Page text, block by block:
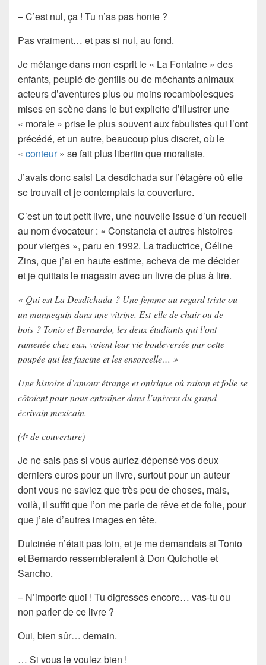
– C’est nul, ça ! Tu n’as pas honte ?
Pas vraiment… et pas si nul, au fond.
Je mélange dans mon esprit le « La Fontaine » des
enfants, peuplé de gentils ou de méchants animaux
acteurs d’aventures plus ou moins rocambolesques
mises en scène dans le but explicite d’illustrer une
« morale » prise le plus souvent aux fabulistes qui l’ont
précédé, et un autre, beaucoup plus discret, où le
« conteur» se fait plus libertin que moraliste.
J’avais donc saisi La desdichada sur l’étagère où elle
se trouvait et je contemplais la couverture.
C’est un tout petit livre, une nouvelle issue d’un recueil
au nom évocateur : « Constancia et autres histoires
pour vierges », paru en 1992. La traductrice, Céline
Zins, que j’ai en haute estime, acheva de me décider
et je quittais le magasin avec un livre de plus à lire.
« Qui est La Desdichada ? Une femme au regard triste ou
un mannequin dans une vitrine. Est-elle de chair ou de
bois ? Tonio et Bernardo, les deux étudiants qui l’ont
ramenée chez eux, voient leur vie bouleversée par cette
poupée qui les fascine et les ensorcelle… »
Une histoire d’amour étrange et onirique où raison et folie se
côtoient pour nous entraîner dans l’univers du grand
écrivain mexicain.
(4e de couverture)
Je ne sais pas si vous auriez dépensé vos deux
derniers euros pour un livre, surtout pour un auteur
dont vous ne saviez que très peu de choses, mais,
voilà, il suffit que l’on me parle de rêve et de folie, pour
que j’aie d’autres images en tête.
Dulcinée n’était pas loin, et je me demandais si Tonio
et Bernardo ressembleraient à Don Quichotte et
Sancho.
– N’importe quoi ! Tu digresses encore… vas-tu ou
non parler de ce livre ?
Oui, bien sûr… demain.
… Si vous le voulez bien !